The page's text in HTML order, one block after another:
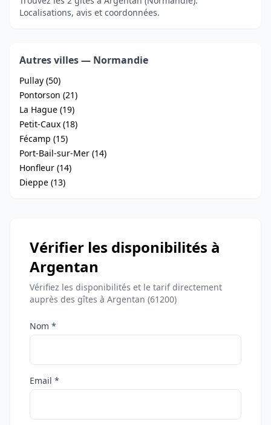
Localisations, avis et coordonnées.
Autres villes — Normandie
Pullay (50)
Pontorson (21)
La Hague (19)
Petit-Caux (18)
Fécamp (15)
Port-Bail-sur-Mer (14)
Honfleur (14)
Dieppe (13)
Vérifier les disponibilités à
Argentan
Vérifiez les disponibilités et le tarif directement
auprès des gîtes à Argentan (61200)
Nom *
Email *